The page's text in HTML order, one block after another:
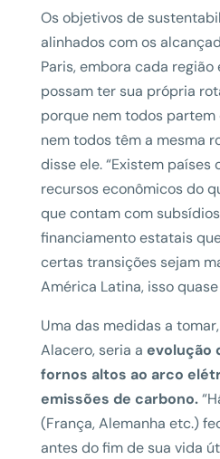
Os objetivos de
alinhados com os
Paris, embora cada
possam ter sua própria
porque nem todos
nem todos têm a mesma
disse ele. “Existem países
recursos econômicos do
que contam com
financiamento estatais
certas transições sejam
América Latina, isso quase
Uma das medidas a
Alacero, seria a evolução
fornos altos ao arco
emissões de carbono.
(França, Alemanha etc.)
antes do fim de sua vida